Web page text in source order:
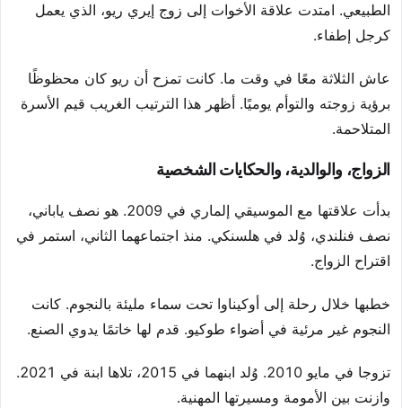
الطبيعي. امتدت علاقة الأخوات إلى زوج إيري ريو، الذي يعمل
كرجل إطفاء.
عاش الثلاثة معًا في وقت ما. كانت تمزح أن ريو كان محظوظًا
برؤية زوجته والتوأم يوميًا. أظهر هذا الترتيب الغريب قيم الأسرة
المتلاحمة.
الزواج، والوالدية، والحكايات الشخصية
بدأت علاقتها مع الموسيقي إلماري في 2009. هو نصف ياباني،
نصف فنلندي، وُلد في هلسنكي. منذ اجتماعهما الثاني، استمر في
اقتراح الزواج.
خطبها خلال رحلة إلى أوكيناوا تحت سماء مليئة بالنجوم. كانت
النجوم غير مرئية في أضواء طوكيو. قدم لها خاتمًا يدوي الصنع.
تزوجا في مايو 2010. وُلد ابنهما في 2015، تلاها ابنة في 2021.
وازنت بين الأمومة ومسيرتها المهنية.